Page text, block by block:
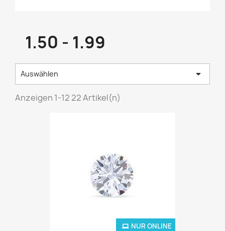
1.50 - 1.99
Auswählen 
Anzeigen 1-12 22 Artikel(n)
NUR ONLINE